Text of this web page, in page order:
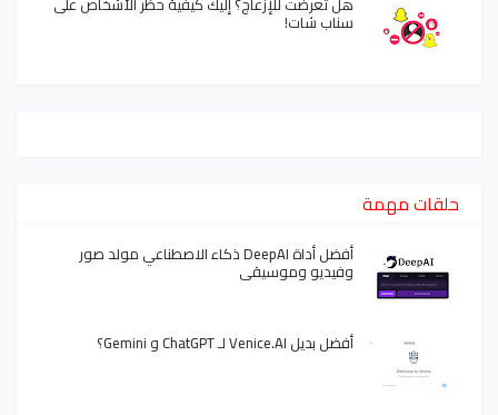
سناب شات!
حلقات مهمة
أفضل أداة DeepAI ذكاء الاصطناعي مولد صور
وفيديو وموسيقى
أفضل بديل Venice.AI لـ ChatGPT و Gemini؟